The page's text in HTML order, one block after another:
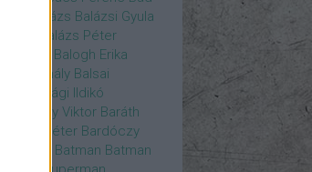
Balázs Balázsi Gyula
Balázs Péter
Balogh Erika
Balog Mihály Balsai
Bánsági Ildikó
Baradlay Viktor Baráth
Péter Bardóczy
Batman Batman